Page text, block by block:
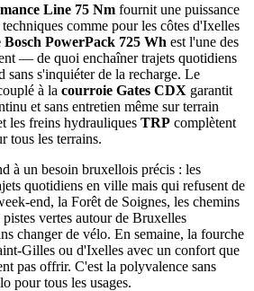
Line 75 Nm fournit une puissance
comme pour les côtes d'Ixelles
Bosch PowerPack 725 Wh est l'une des
— de quoi enchaîner trajets quotidiens
sans s'inquiéter de la recharge. Le
à la courroie Gates CDX garantit
et sans entretien même sur terrain
les freins hydrauliques TRP complètent
tous les terrains.
à un besoin bruxellois précis : les
quotidiens en ville mais qui refusent de
end, la Forêt de Soignes, les chemins
vertes autour de Bruxelles
changer de vélo. En semaine, la fourche
Gilles ou d'Ixelles avec un confort que
pas offrir. C'est la polyvalence sans
pour tous les usages.